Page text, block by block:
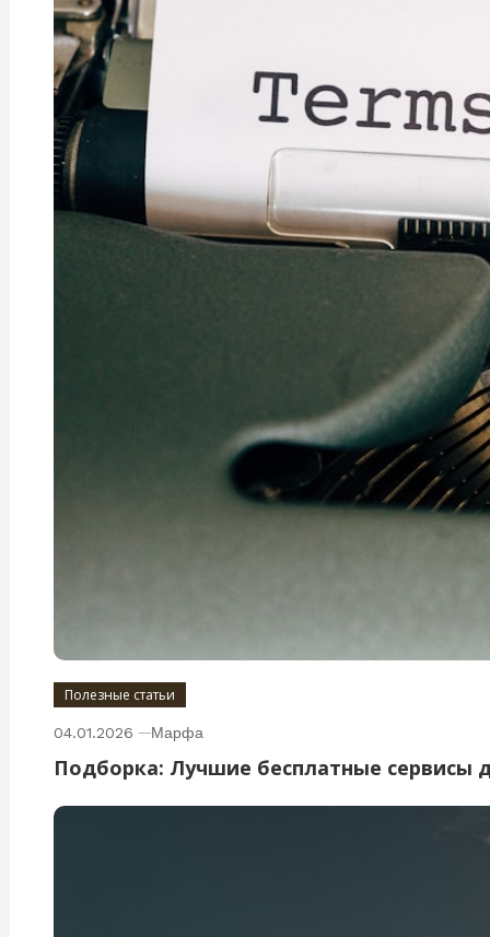
Полезные статьи
04.01.2026 Марфа
Подборка: Лучшие бесплатные сервисы